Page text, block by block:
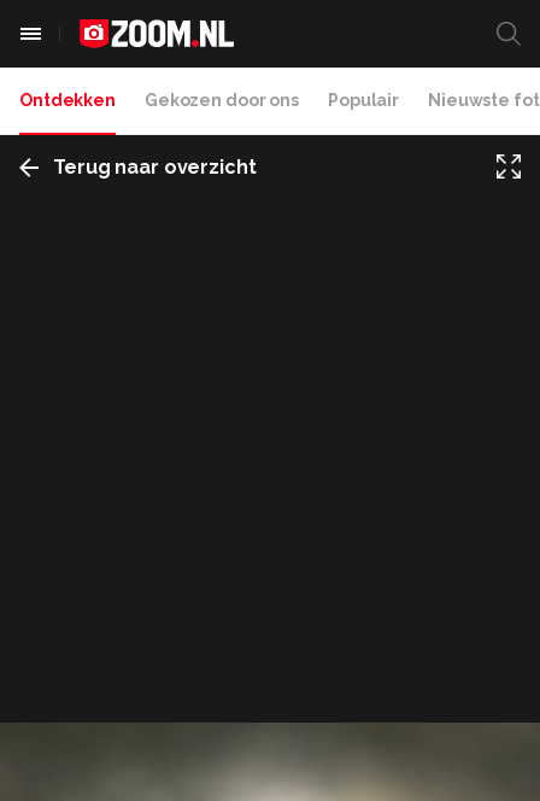
Ontdekken Gekozen door ons Populair Nieuwste
Terug naar overzicht